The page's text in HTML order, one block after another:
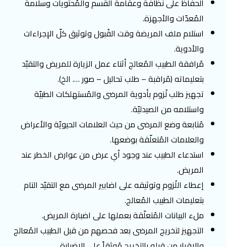
الحفاظ على نظافة وعقامة القسم والمُحتويات وسلامة
المُعدّات والأجهزة.
استلام ملف المريضة وقت القُبول وتوثيق كلّ الإجراءات
والأدوية.
مُرافقة الطبيب المُعالج أثناء عمل الزيارة للمريض والتقيّد
بتعليماته (مُراقبة – طلب تحاليل – صور …. الخ).
تجهيز طلب لُزوم بأدوية المرضى والمُستهلكات الطبيّة
واستلامه من الصيدليّة.
مُتابعة وضع المرضى من حيث العلامات الحيويّة والأعراض
والعلامات المُتعلّقة بوضعها.
استدعاء الطبيب عند وجود أي عرض من عوارض الخطر عند
المريض.
إعطاء اللُزوم وتوثيقه على اضابير المرضى مع التقيّد التام
بتعليمات الطبيب المُعالج.
ملء البيانات المُتعلّقة بعملها على اضبارة المريض.
التجهيز لتخريج المرضى بعد فحصهم من قبل الطبيب المُعالج